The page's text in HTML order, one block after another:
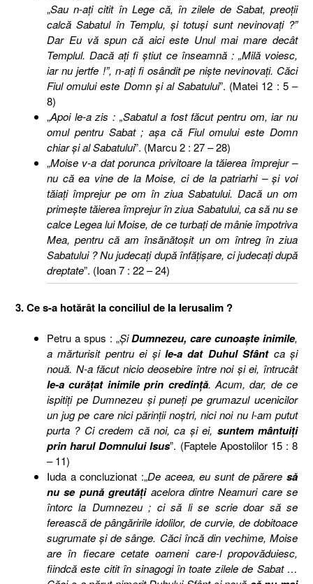
„Sau n-aţi citit în Lege că, în zilele de Sabat, preoţii
calcă Sabatul în Templu, şi totuşi sunt nevinovaţi ?”
Dar Eu vă spun că aici este Unul mai mare decât
Templul. Dacă aţi fi ştiut ce înseamnă : „Milă voiesc,
iar nu jertfe !”, n-aţi fi osândit pe nişte nevinovaţi. Căci
Fiul omului este Domn şi al Sabatului”. (Matei 12 : 5 –
8)
„Apoi le-a zis : „Sabatul a fost făcut pentru om, iar nu
omul pentru Sabat ; aşa că Fiul omului este Domn
chiar şi al Sabatului”. (Marcu 2 : 27 – 28)
„Moise v-a dat porunca privitoare la tăierea împrejur –
nu că ea vine de la Moise, ci de la patriarhi – şi voi
tăiaţi împrejur pe om în ziua Sabatului. Dacă un om
primeşte tăierea împrejur în ziua Sabatului, ca să nu se
calce Legea lui Moise, de ce turbaţi de mânie împotriva
Mea, pentru că am însănătoşit un om întreg în ziua
Sabatului ? Nu judecaţi după înfăţişare, ci judecaţi după
dreptate”. (Ioan 7 : 22 – 24)
3. Ce s-a hotărât la conciliul de la Ierusalim ?
Petru a spus : „ŞiDumnezeu, care cunoaşte inimile,
a mărturisit pentru ei şi le-a dat Duhul Sfântca şi
nouă. N-a făcut nicio deosebire între noi şi ei, întrucât
le-a curăţat inimile prin credinţă. Acum, dar, de ce
ispitiţi pe Dumnezeu şi puneţi pe grumazul ucenicilor
un jug pe care nici părinţii noştri, nici noi nu l-am putut
purta ? Ci credem că noi, ca şi ei, suntem mântuiţi
prin harul Domnului Isus”. (Faptele Apostolilor 15 : 8
– 11)
Iuda a concluzionat :„De aceea, eu sunt de părere să
nu se pună greutăţiacelora dintre Neamuri care se
întorc la Dumnezeu ; ci să li se scrie doar să se
ferească de pângăririle idolilor, de curvie, de dobitoace
sugrumate şi de sânge. Căci încă din vechime, Moise
are în fiecare cetate oameni care-l propovăduiesc,
fiindcă este citit în sinagogi în toate zilele de Sabat …